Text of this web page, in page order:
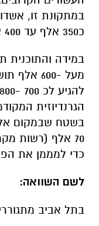
במתקונת זו,
כ350 אלף עד 400 אלף תושבים.
במידה והתוכנית
מעל -600
הגרנדיוזית
70 אלף (רשות
כדי למממן את
לשם השוואה:
בתל אביב מתגוררים – כ-